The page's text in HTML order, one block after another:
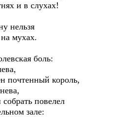
и в слухах!
нельзя
мухах.
боль:
почтенный король,
повелел
зале: